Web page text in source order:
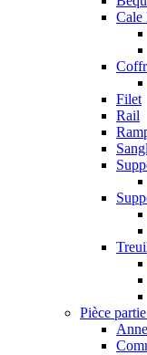
Cale
Filet
Rail
Pièce